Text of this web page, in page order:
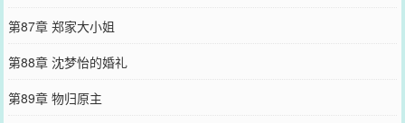
第87章 郑家大小姐
第88章 沈梦怡的婚礼
第89章 物归原主